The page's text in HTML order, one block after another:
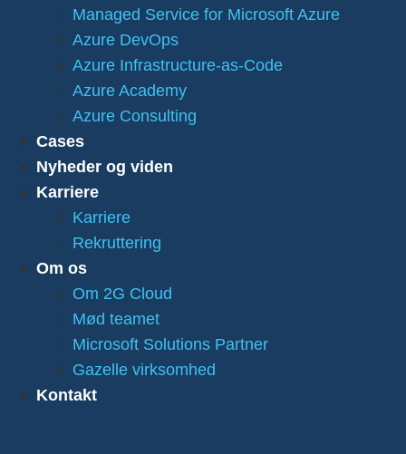
Managed Service for Microsoft Azure
Azure DevOps
Azure Infrastructure-as-Code
Azure Academy
Azure Consulting
Cases
Nyheder og viden
Karriere
Karriere
Rekruttering
Om os
Om 2G Cloud
Mød teamet
Microsoft Solutions Partner
Gazelle virksomhed
Kontakt